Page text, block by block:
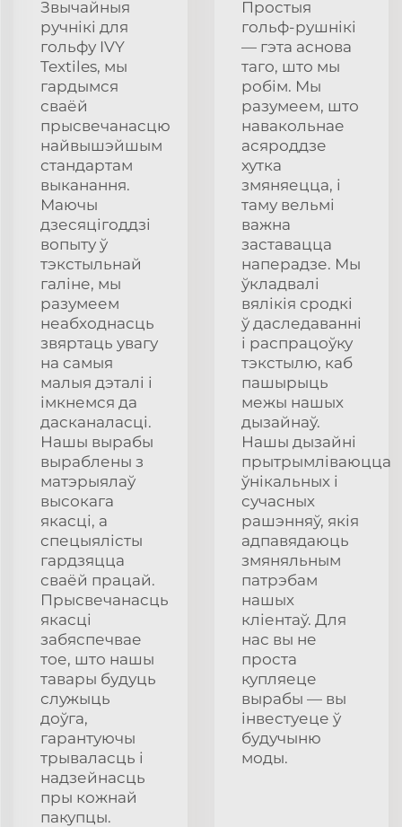
Звычайныя
ручнікі для
гольфу IVY
Textiles, мы
гардымся
сваёй
прысвечанасцю
найвышэйшым
стандартам
выканання.
Маючы
дзесяцігоддзі
вопыту ў
тэкстыльнай
галіне, мы
разумеем
неабходнасць
звяртаць увагу
на самыя
малыя дэталі і
імкнемся да
дасканаласці.
Нашы вырабы
выраблены з
матэрыялаў
высокага
якасці, а
спецыялісты
гардзяцца
сваёй працай.
Прысвечанасць
якасці
забяспечвае
тое, што нашы
тавары будуць
служыць
доўга,
гарантуючы
трываласць і
надзейнасць
пры кожнай
пакупцы.
Простыя
гольф-рушнікі
— гэта аснова
таго, што мы
робім. Мы
разумеем, што
навакольнае
асяроддзе
хутка
змяняецца, і
таму вельмі
важна
заставацца
наперадзе. Мы
ўкладвалі
вялікія сродкі
ў даследаванні
і распрацоўку
тэкстылю, каб
пашырыць
межы нашых
дызайнаў.
Нашы дызайні
прытрымліваюцца
ўнікальных і
сучасных
рашэнняў, якія
адпавядаюць
змяняльным
патрэбам
нашых
кліентаў. Для
нас вы не
проста
купляеце
вырабы — вы
інвестуеце ў
будучыню
моды.